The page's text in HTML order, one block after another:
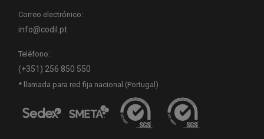
Correo electrónico:
info@codil.pt
Teléfono:
(+351) 256 850 550
* llamada para red fija nacional (Portugal)